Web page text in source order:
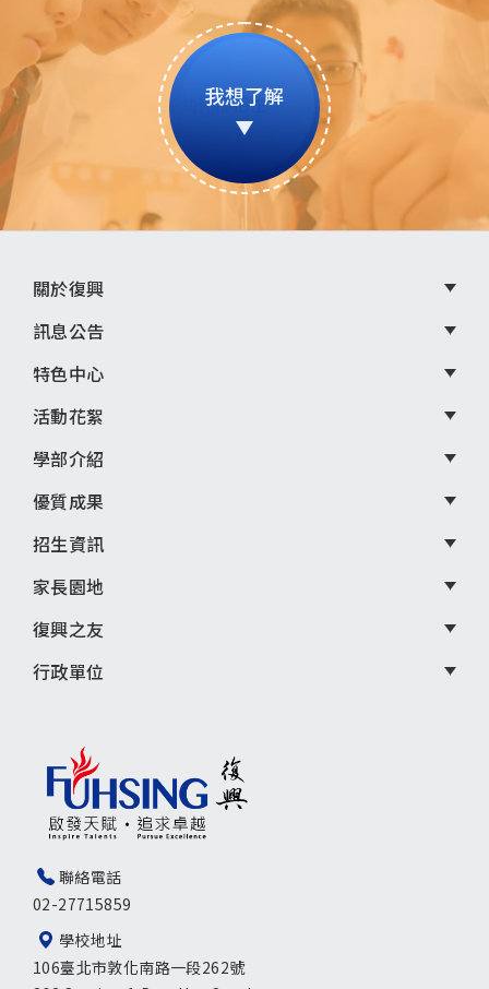
我想了解
聯絡電話
02-27715859
學校地址
106臺北市敦化南路一段262號
頁
尾
選
單
關於復興
訊息公告
特色中心
活動花絮
學部介紹
優質成果
招生資訊
家長園地
復興之友
行政單位